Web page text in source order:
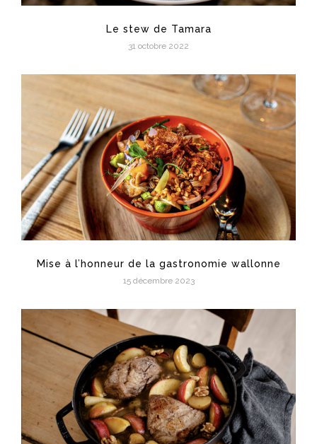
Le stew de Tamara
31 octobre 2022
Mise à l’honneur de la gastronomie wallonne
15 décembre 2023